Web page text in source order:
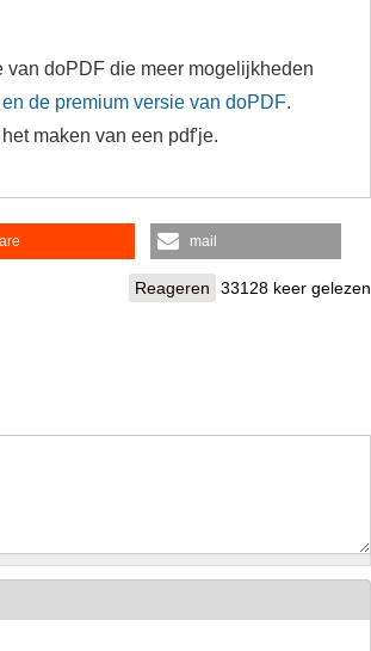
doPDF die meer mogelijkheden
de premium versie van doPDF.
maken van een pdf'je.
mail
Reageren 33128 keer gelezen